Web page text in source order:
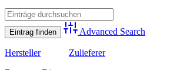
Advanced Search
Hersteller
Zulieferer